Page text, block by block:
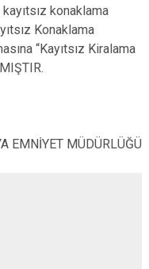
konaklama
Konaklama
“Kayıtsız Kiralama
EMNİYET MÜDÜRLÜĞÜ